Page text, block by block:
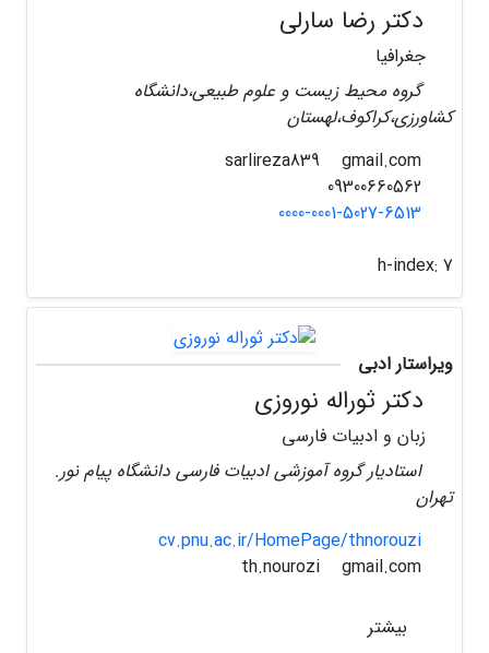
دکتر رضا سارلی
جغرافیا
گروه محیط زیست و علوم طبیعی،دانشگاه
کشاورزی،کراکوف،لهستان
gmail.com
0000-0001-5027-6513
h-index: 7
ویراستار ادبی
دکتر ثوراله نوروزی
زبان و ادبیات فارسی
استادیار گروه آموزشی ادبیات فارسی دانشگاه پیام نور.
تهران
cv.pnu.ac.ir/HomePage/thnorouzi
gmail.com
بیشتر